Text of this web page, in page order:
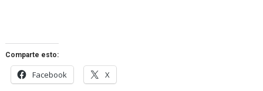
Comparte esto:
Facebook X